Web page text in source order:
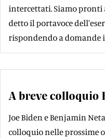
intercettati. Siamo pronti
detto il portavoce
rispondendo a domande
A breve colloquio
Joe Biden e Benjamin
colloquio nelle prossime